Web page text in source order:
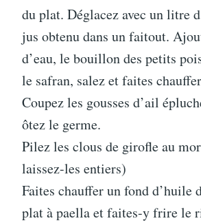
du plat. Déglacez avec un litre
jus obtenu dans un faitout.
d’eau, le bouillon des petits
le safran, salez et faites
Coupez les gousses d’ail
ôtez le germe.
Pilez les clous de girofle au
laissez-les entiers)
Faites chauffer un fond d’huile
plat à paella et faites-y frire le